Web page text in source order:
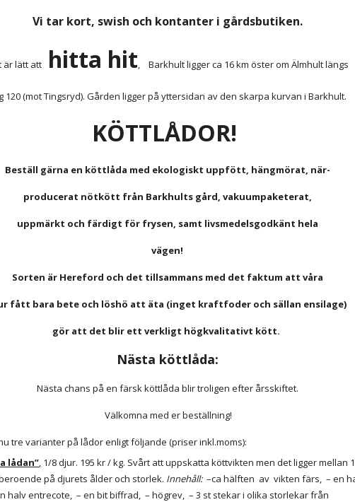
Vi tar kort, swish och kontanter i gårdsbutiken.
är lätt att hitta hit,    Barkhult ligger ca 16 km öster om Älmhult längs
120 (mot Tingsryd). Gården ligger på yttersidan av den skarpa kurvan i Barkhult.
KÖTTLÅDOR!
Beställ gärna en köttlåda med ekologiskt uppfött, hängmörat, när-
producerat nötkött från Barkhults gård, vakuumpaketerat,
uppmärkt och färdigt för frysen, samt livsmedelsgodkänt hela
vägen!
Sorten är Hereford och det tillsammans med det faktum att våra
fått bara bete och löshö att äta (inget kraftfoder och sällan ensilage)
gör att det blir ett verkligt högkvalitativt kött.
Nästa köttlåda:
Nästa chans på en färsk köttlåda blir troligen efter årsskiftet.
Välkomna med er beställning!
tre varianter på lådor enligt följande (priser inkl.moms):
lådan”, 1/8 djur. 195
på djurets ålder och storlek. Innehåll:
halv entrecote,  – en bit biffrad,  – högrev,  – 3 st stekar i olika storlekar från